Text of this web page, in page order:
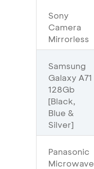
Sony
Camera
Mirrorless
Samsung
Galaxy A71
128Gb
[Black,
Blue &
Silver]
Panasonic
Microwave